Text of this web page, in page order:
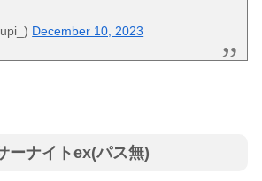
December 10, 2023
ーナイトex(パス無)